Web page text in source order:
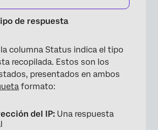
de respuesta
la columna Status indica el tipo
recopilada. Estos son los
presentados en ambos
formato:
del IP: Una respuesta